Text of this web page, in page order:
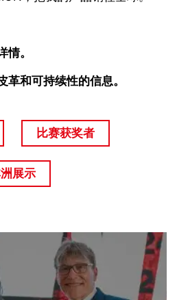
情。
革和可持续性的信息。
比赛获奖者
展示